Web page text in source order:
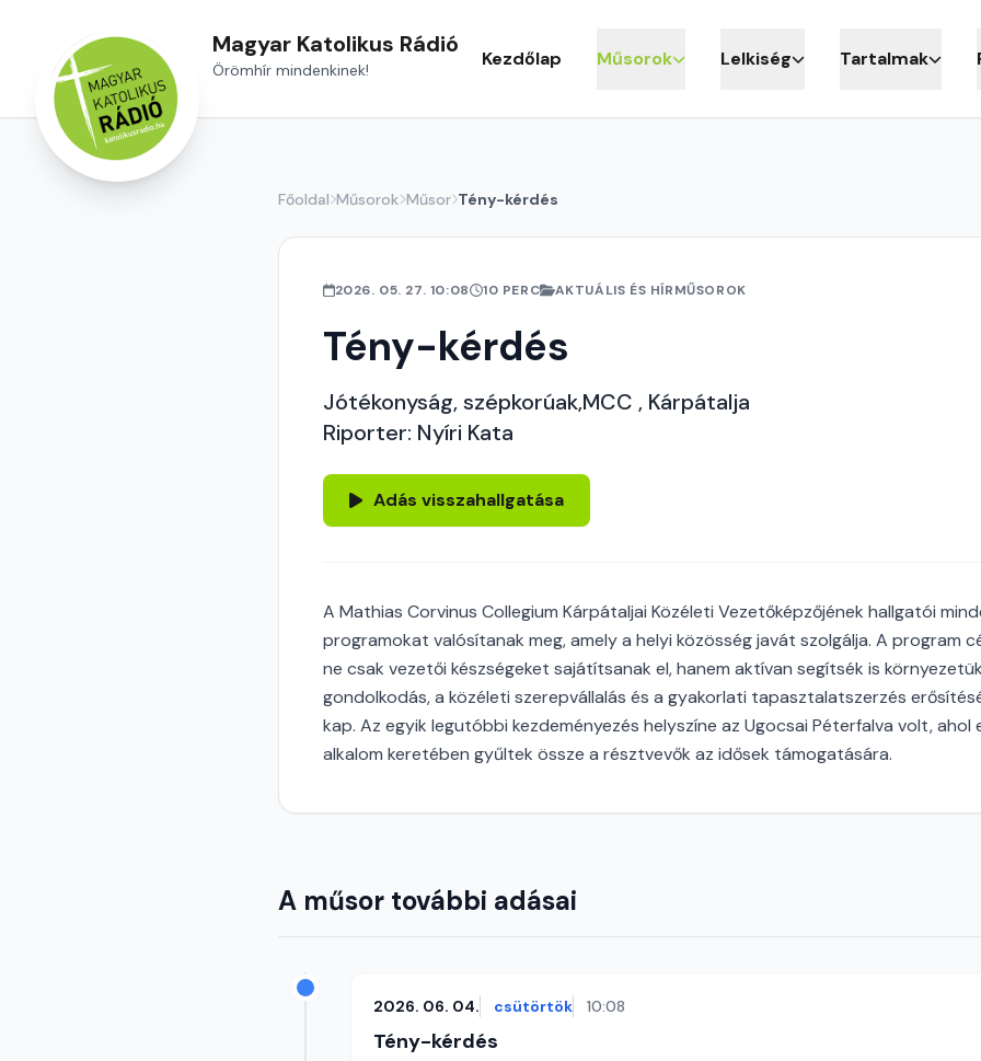
Magyar Katolikus Rádió
Örömhír mindenkinek! Kezdőlap Műsorok Lelkiség Tartalmak
Főoldal Műsorok Műsor Tény-kérdés
2026. 05. 27. 10:08 10 PERC AKTUÁLIS ÉS HÍRMŰSOROK
Tény-kérdés
Jótékonyság, szépkorúak,MCC , Kárpátalja
Riporter: Nyíri Kata
Adás visszahallgatása
A Mathias Corvinus Collegium Kárpátaljai Közéleti Vezetőképzőjének hallgatói
programokat valósítanak meg, amely a helyi közösség javát szolgálja. A program
ne csak vezetői készségeket sajátítsanak el, hanem aktívan segítsék is
gondolkodás, a közéleti szerepvállalás és a gyakorlati tapasztalatszerzés
kap. Az egyik legutóbbi kezdeményezés helyszíne az Ugocsai Péterfalva volt, ahol
alkalom keretében gyűltek össze a résztvevők az idősek támogatására.
A műsor további adásai
2026. 06. 04. csütörtök 10:08
Tény-kérdés